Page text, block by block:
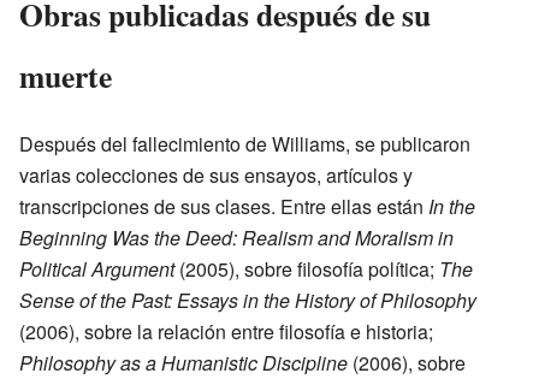
Obras publicadas después de su
muerte
Después del fallecimiento de Williams, se publicaron
varias colecciones de sus ensayos, artículos y
transcripciones de sus clases. Entre ellas están In the
Beginning Was the Deed: Realism and Moralism in
Political Argument(2005), sobre filosofía política; The
Sense of the Past: Essays in the History of Philosophy
(2006), sobre la relación entre filosofía e historia;
Philosophy as a Humanistic Discipline (2006), sobre